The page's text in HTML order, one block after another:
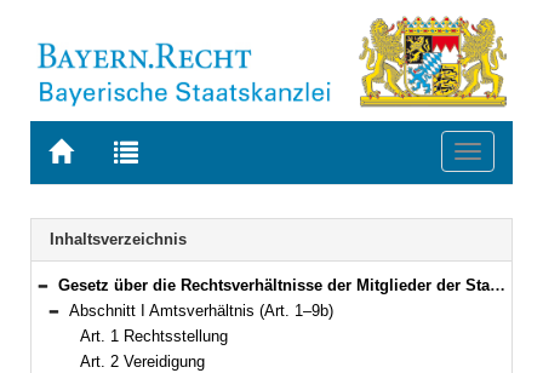
Zur
BAYERN.RECHT
Zur
letzten
Suche
Toggle
Navigation
Inhaltsverzeichnis
Bereich reduzieren
Gesetz über die Rechtsverhältnisse der Mitglieder der Staatsregierung (Bayerisches Ministergesetz – BayMinG) Vom 4. Dezember 1961 (BayRS II S. 72) BayRS 1102-1-F (Art. 1–26)
Bereich reduzieren
Abschnitt I Amtsverhältnis (Art. 1–9b)
Art. 1 Rechtsstellung
Art. 2 Vereidigung